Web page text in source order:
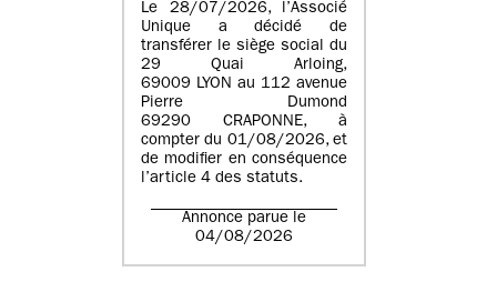
Le 28/07/2026, l’Associé
Unique a décidé de
transférer le siège social du
29 Quai Arloing,
69009 LYON au 112 avenue
Pierre Dumond
69290 CRAPONNE, à
compter du 01/08/2026, et
de modifier en conséquence
l’article 4 des statuts.
Annonce parue le
04/08/2026